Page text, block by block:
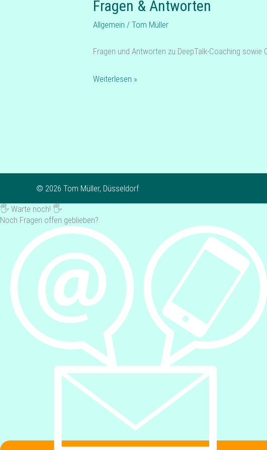
Fragen & Antworten
Allgemein /Tom Müller
Fragen und Ant­wor­ten zu DeepTalk-Coa­ching sowie
Weiterlesen »
© 2026 Tom Müller, Düsseldorf
🖐️ Warte noch! 🖐️
Noch Fragen offen geblieben?